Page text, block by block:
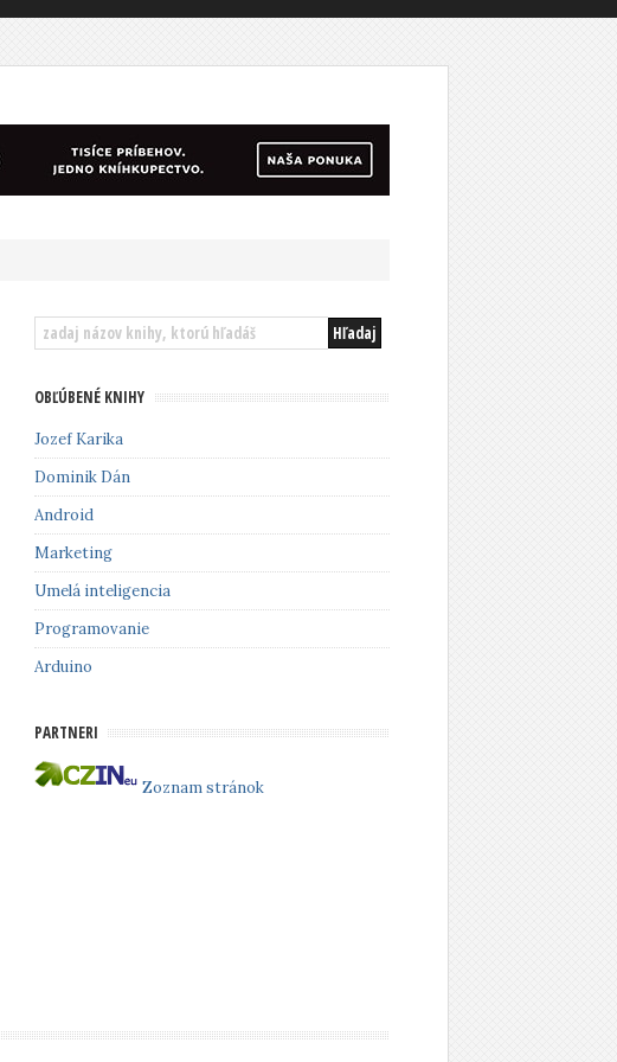
OBĽÚBENÉ KNIHY
Jozef Karika
Dominik Dán
Android
Marketing
Umelá inteligencia
Programovanie
Arduino
PARTNERI
Zoznam stránok